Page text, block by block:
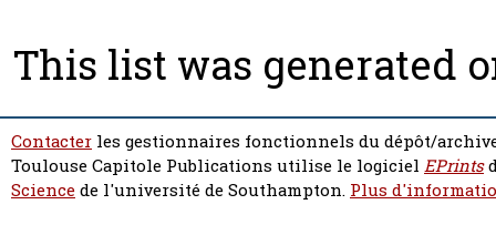
This list was generated
Contacter les gestionnaires fonctionnels du dépôt/
Toulouse Capitole Publications utilise le logiciel EPrints
Sciencede l'université de Southampton. Plus